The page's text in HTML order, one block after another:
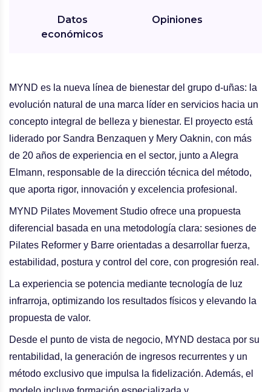
Datos
económicos
Opiniones
MYND es la nueva línea de bienestar del grupo d-uñas: la
evolución natural de una marca líder en servicios hacia un
concepto integral de belleza y bienestar. El proyecto está
liderado por Sandra Benzaquen y Mery Oaknin, con más
de 20 años de experiencia en el sector, junto a Alegra
Elmann, responsable de la dirección técnica del método,
que aporta rigor, innovación y excelencia profesional.
MYND Pilates Movement Studio ofrece una propuesta
diferencial basada en una metodología clara: sesiones de
Pilates Reformer y Barre orientadas a desarrollar fuerza,
estabilidad, postura y control del core, con progresión real.
La experiencia se potencia mediante tecnología de luz
infrarroja, optimizando los resultados físicos y elevando la
propuesta de valor.
Desde el punto de vista de negocio, MYND destaca por su
rentabilidad, la generación de ingresos recurrentes y un
método exclusivo que impulsa la fidelización. Además, el